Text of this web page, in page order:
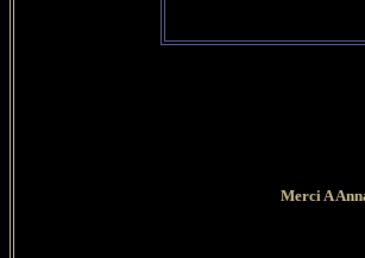
Merci A